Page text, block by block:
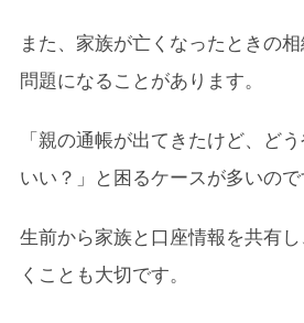
また、家族が亡くなったときの
問題になることがあります。
「親の通帳が出てきたけど、ど
いい？」と困るケースが多いので
生前から家族と口座情報を共有
くことも大切です。